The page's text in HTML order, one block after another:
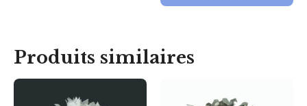
Produits similaires